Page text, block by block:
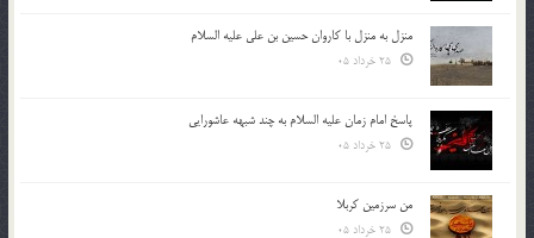
منزل به منزل با کاروان حسین بن علی علیه السلام
پاسخ امام زمان علیه السلام به چند شبهه عاشورایی
من سرزمین کربلا